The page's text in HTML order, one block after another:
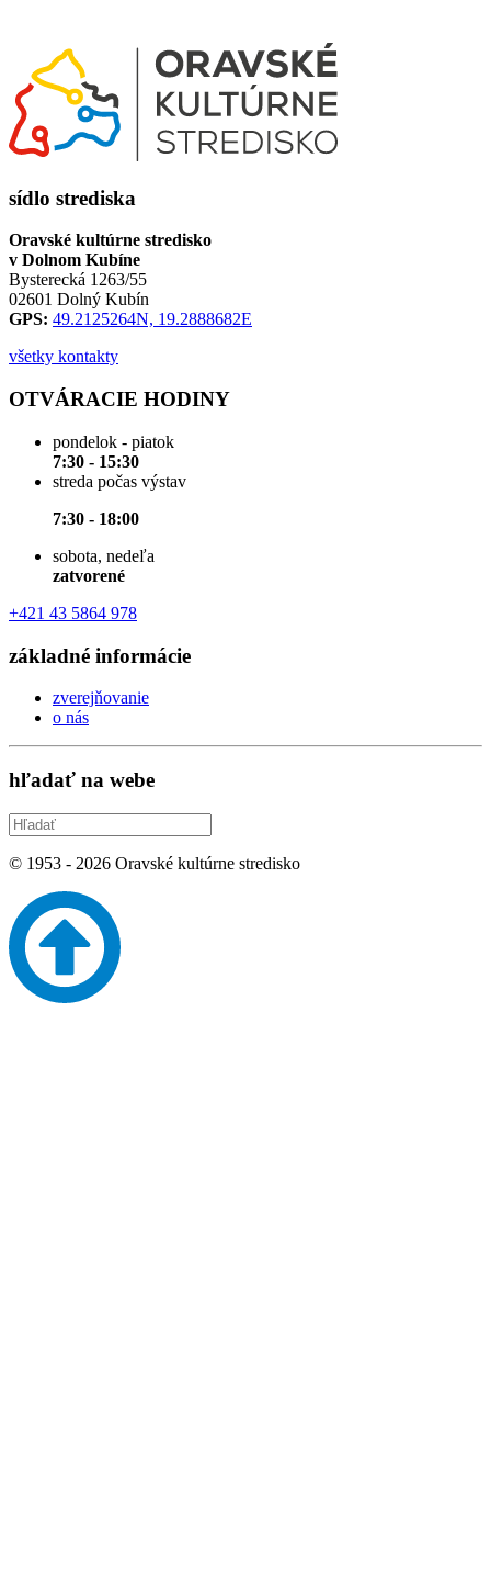
sídlo strediska
Oravské kultúrne stredisko
v Dolnom Kubíne
Bysterecká 1263/55
02601 Dolný Kubín
GPS: 49.2125264N, 19.2888682E
všetky kontakty
OTVÁRACIE HODINY
pondelok - piatok
7:30 - 15:30
streda počas výstav
7:30 - 18:00
sobota, nedeľa
zatvorené
+421 43 5864 978
základné informácie
zverejňovanie
o nás
hľadať na webe
© 1953 - 2026 Oravské kultúrne stredisko